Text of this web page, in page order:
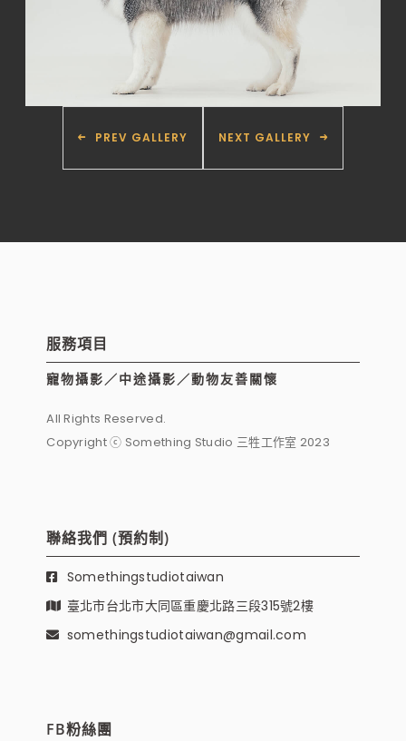
PREV GALLERY NEXT GALLERY
服務項目
寵物攝影／中途攝影／動物友善關懷
All Rights Reserved.
Copyright ⓒ Something Studio 三牲工作室 2023
聯絡我們 (預約制)
Somethingstudiotaiwan
臺北市台北市大同區重慶北路三段315號2樓
somethingstudiotaiwan@gmail.com
FB粉絲團